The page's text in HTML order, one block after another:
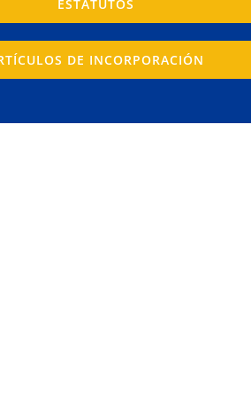
ESTATUTOS
DE INCORPORACIÓN